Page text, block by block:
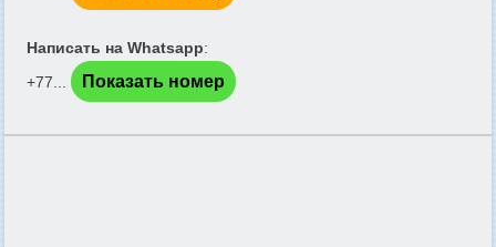
Написать на Whatsapp:
+77...
Показать номер